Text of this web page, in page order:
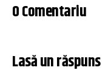
0 Comentariu
Lasă un răspuns